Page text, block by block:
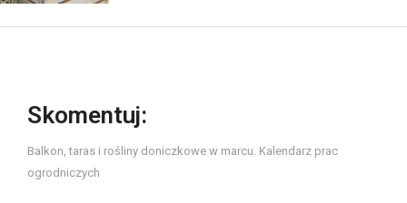
Skomentuj:
Balkon, taras i rośliny doniczkowe w marcu. Kalendarz prac
ogrodniczych